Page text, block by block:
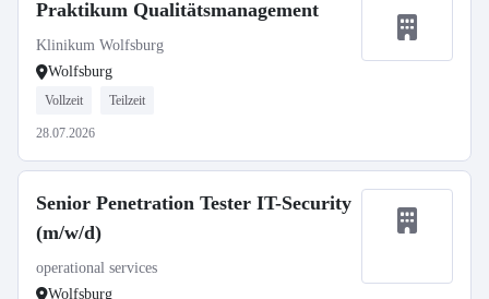
Praktikum Qualitätsmanagement
Klinikum Wolfsburg
Wolfsburg
Vollzeit Teilzeit
28.07.2026
Senior Penetration Tester IT-Security
(m/w/d)
operational services
Wolfsburg